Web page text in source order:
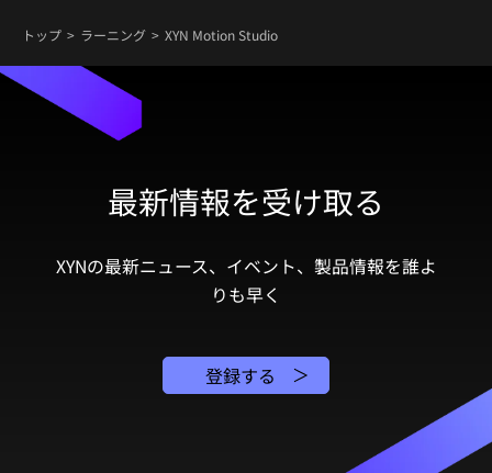
トップ ラーニング XYN Motion Studio
最新情報を受け取る
XYNの最新ニュース、イベント、製品情報を誰よ
りも早く
登録する